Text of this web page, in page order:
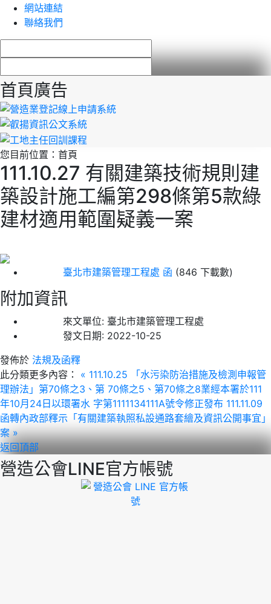
網站連結
聯絡我們
首頁廣告
您目前位置： 首頁
111.10.27 有關建築技術規則建
築設計施工編第298條第5款綠
建材適用範圍疑義一案
臺北市建築管理工程處 函 (846 下載數)
附加資訊
來文單位: 臺北市建築管理工程處
發文日期: 2022-10-25
發佈於 法規及函釋
此分類更多內容：
« 111.10.25 「水污染防治措施及檢測申報管
理辦法」第70條之3、第 70條之5、第70條之8業經本署於111
年10月24日以環署水 字第1111134111A號令修正發布 111.11.09
函轉內政部釋示「有關建築執照私設通路套繪及資訊公開事宜」
案 »
返回頂部
營造公會LINE官方帳號